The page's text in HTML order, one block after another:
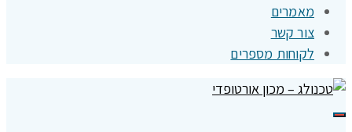
מאמרים
צור קשר
לקוחות מספרים
תפריט